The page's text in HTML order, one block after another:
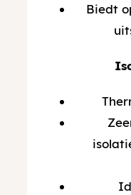
Biedt